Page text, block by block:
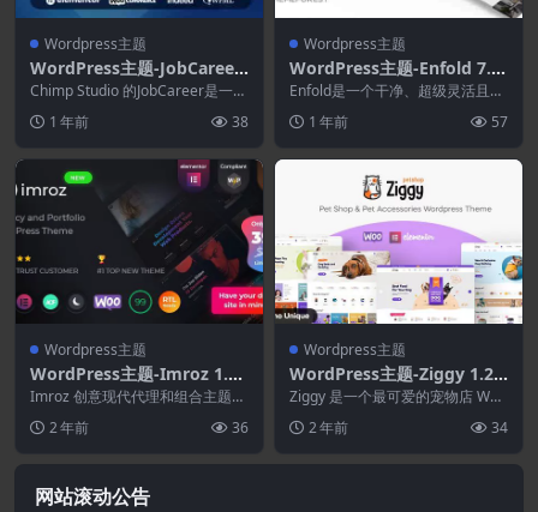
Wordpress主题
WordPress主题-JobCareer
7.3.0–求职板响应式WordPr
ess主题
Chimp Studio 的JobCareer是一个
1 年前 38
Wordpress主题
WordPress主题-Enfold 7.1.
1–响应式多用途主题
Enfold是一个干净、超级灵活且完
用于...1 年前 57
Wordpress主题
WordPress主题-Imroz 1.6.
3–代理和投资组合主题
Imroz 创意现代代理和组合主题
，可以以真实的方式运行网站。 I
mroz 主...
2 年前 36
Wordpress主题
WordPress主题-Ziggy 1.2.5
–宠物店WordPress主题
Ziggy 是一个最可爱的宠物店 Wor
dPress 主题，专为任何电子商务
商店...2 年前 34
网站滚动公告